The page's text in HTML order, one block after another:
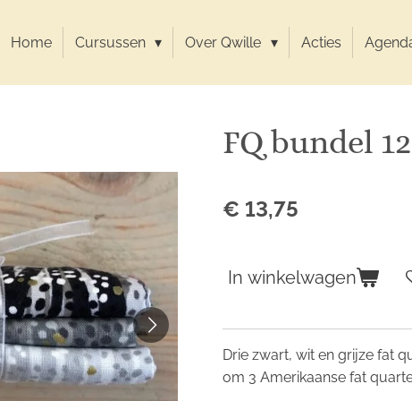
Home Cursussen Over Qwille Acties
FQ bundel
€ 13,75
In winkelwagen
Drie zwart, wit en grijze fat
om 3 Amerikaanse fat